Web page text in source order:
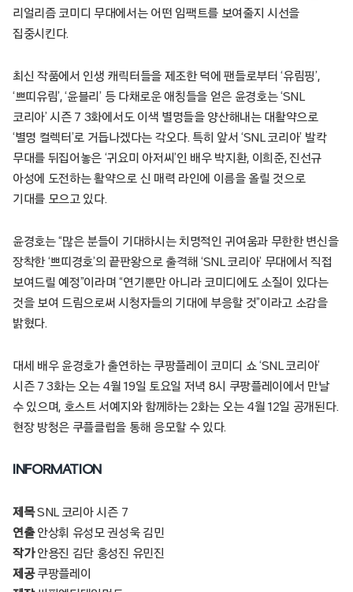
리얼리즘 코미디 무대에서는 어떤 임팩트를 보여줄지 시선을
집중시킨다.
최신 작품에서 인생 캐릭터들을 제조한 덕에 팬들로부터 ‘유림핑’,
‘쁘띠유림’, ‘윤블리’ 등 다채로운 애칭들을 얻은 윤경호는 ‘SNL
코리아’ 시즌 7 3화에서도 이색 별명들을 양산해내는 대활약으로
‘별명 컬렉터’로 거듭나겠다는 각오다. 특히 앞서 ‘SNL 코리아’ 발칵
무대를 뒤집어놓은 ‘귀요미 아저씨’인 배우 박지환, 이희준, 진선규
아성에 도전하는 활약으로 신 매력 라인에 이름을 올릴 것으로
기대를 모으고 있다.
윤경호는 “많은 분들이 기대하시는 치명적인 귀여움과 무한한 변신을
장착한 ‘쁘띠경호’의 끝판왕으로 출격해 ‘SNL 코리아’ 무대에서 직접
보여드릴 예정”이라며 “연기뿐만 아니라 코미디에도 소질이 있다는
것을 보여 드림으로써 시청자들의 기대에 부응할 것”이라고 소감을
밝혔다.
대세 배우 윤경호가 출연하는 쿠팡플레이 코미디 쇼 ‘SNL 코리아’
시즌 7 3화는 오는 4월 19일 토요일 저녁 8시 쿠팡플레이에서 만날
수 있으며, 호스트 서예지와 함께하는 2화는 오는 4월 12일 공개된다.
현장 방청은 쿠플클럽을 통해 응모할 수 있다.
INFORMATION
제목SNL 코리아 시즌 7
연출안상휘 유성모 권성욱 김민
작가안용진 김단 홍성진 유민진
제공쿠팡플레이